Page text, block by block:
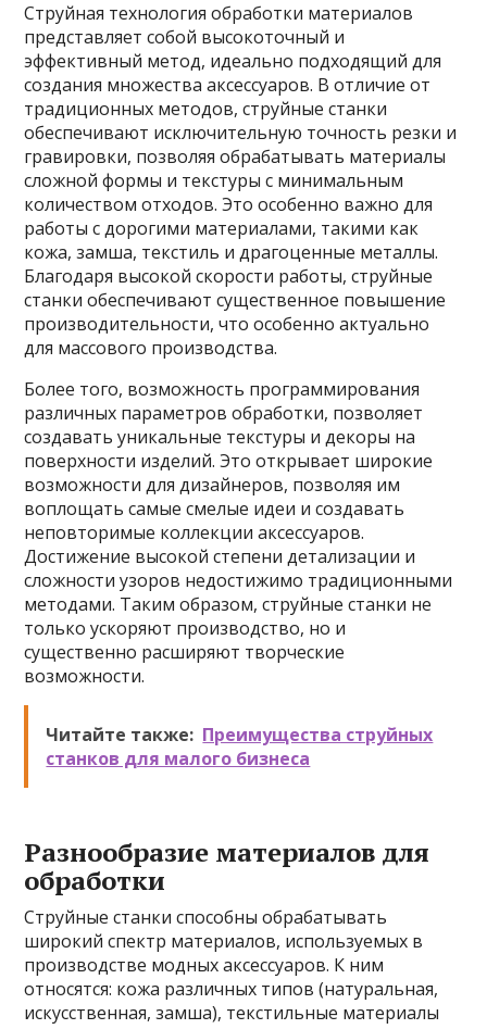
Струйная технология обработки материалов
представляет собой высокоточный и
эффективный метод, идеально подходящий для
создания множества аксессуаров. В отличие от
традиционных методов, струйные станки
обеспечивают исключительную точность резки и
гравировки, позволяя обрабатывать материалы
сложной формы и текстуры с минимальным
количеством отходов. Это особенно важно для
работы с дорогими материалами, такими как
кожа, замша, текстиль и драгоценные металлы.
Благодаря высокой скорости работы, струйные
станки обеспечивают существенное повышение
производительности, что особенно актуально
для массового производства.
Более того, возможность программирования
различных параметров обработки, позволяет
создавать уникальные текстуры и декоры на
поверхности изделий. Это открывает широкие
возможности для дизайнеров, позволяя им
воплощать самые смелые идеи и создавать
неповторимые коллекции аксессуаров.
Достижение высокой степени детализации и
сложности узоров недостижимо традиционными
методами. Таким образом, струйные станки не
только ускоряют производство, но и
существенно расширяют творческие
возможности.
Читайте также: Преимущества струйных
станков для малого бизнеса
Разнообразие материалов для
обработки
Струйные станки способны обрабатывать
широкий спектр материалов, используемых в
производстве модных аксессуаров. К ним
относятся: кожа различных типов (натуральная,
искусственная, замша), текстильные материалы